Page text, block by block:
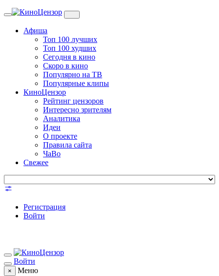
Toggle
Афиша
Топ 100 лучших
Топ 100 худших
Сегодня в кино
Скоро в кино
Популярно на ТВ
Популярные клипы
КиноЦензор
Рейтинг цензоров
Интересно зрителям
Аналитика
Идеи
О проекте
Правила сайта
ЧаВо
Свежее
Регистрация
Войти
Войти
× Меню